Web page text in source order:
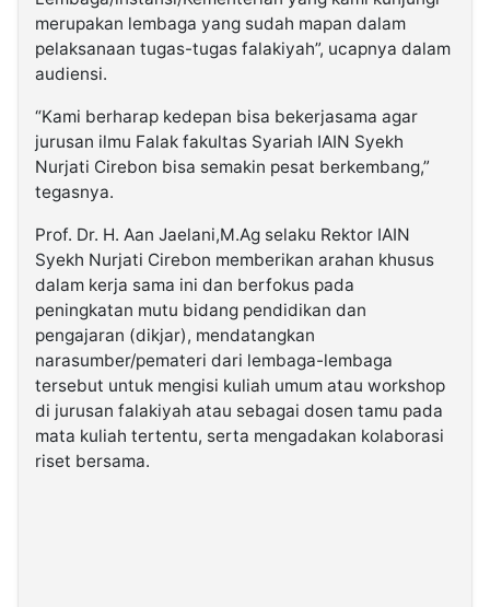
merupakan lembaga yang sudah mapan dalam
pelaksanaan tugas-tugas falakiyah”, ucapnya dalam
audiensi.
“Kami berharap kedepan bisa bekerjasama agar
jurusan ilmu Falak fakultas Syariah IAIN Syekh
Nurjati Cirebon bisa semakin pesat berkembang,”
tegasnya.
Prof. Dr. H. Aan Jaelani,M.Ag selaku Rektor IAIN
Syekh Nurjati Cirebon memberikan arahan khusus
dalam kerja sama ini dan berfokus pada
peningkatan mutu bidang pendidikan dan
pengajaran (dikjar), mendatangkan
narasumber/pemateri dari lembaga-lembaga
tersebut untuk mengisi kuliah umum atau workshop
di jurusan falakiyah atau sebagai dosen tamu pada
mata kuliah tertentu, serta mengadakan kolaborasi
riset bersama.